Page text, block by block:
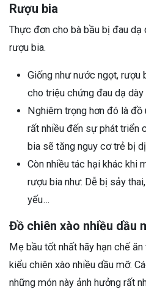
Rượu bia
Thực đơn cho bà bầu bị đau
rượu bia.
Giống như nước ngọt, rượu
cho triệu chứng đau dạ dày
Nghiêm trọng hơn đó là
rất nhiều đến sự phát triển
bia sẽ tăng nguy cơ trẻ bị
Còn nhiều tác hại khác khi
rượu bia như: Dễ bị sảy
yếu…
Đồ chiên xào nhiều dầu
Mẹ bầu tốt nhất hãy hạn chế
kiểu chiên xào nhiều dầu mỡ.
những món này ảnh hưởng rất